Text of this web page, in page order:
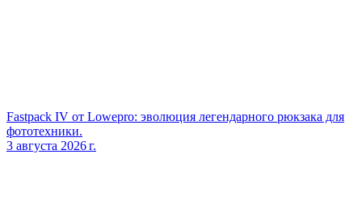
Fastpack IV от Lowepro: эволюция легендарного рюкзака для
фототехники.
3 августа 2026 г.